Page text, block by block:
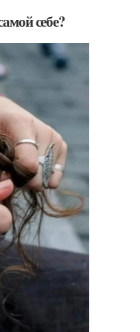
себе?